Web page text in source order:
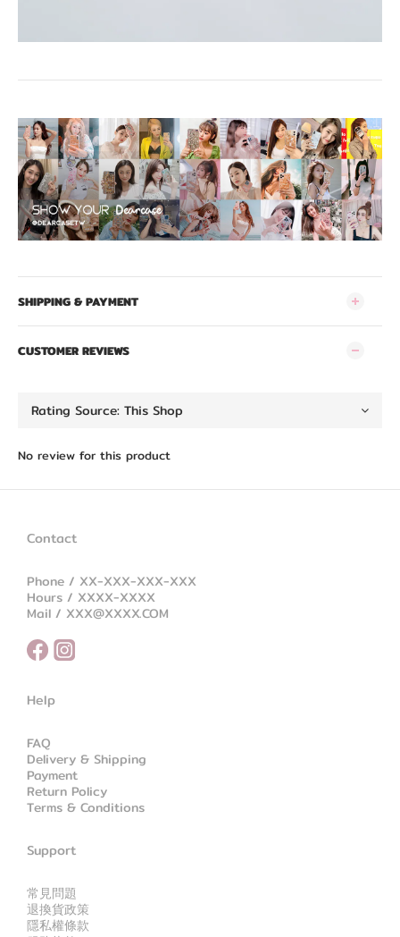
SHIPPING & PAYMENT
CUSTOMER REVIEWS
No review for this product
Contact
Phone / XX-XXX-XXX-XXX
Hours / XXXX-XXXX
Mail / XXX@XXXX.COM
Help
FAQ
Delivery & Shipping
Payment
Return Policy
Terms & Conditions
Support
常見問題
退換貨政策
隱私權條款